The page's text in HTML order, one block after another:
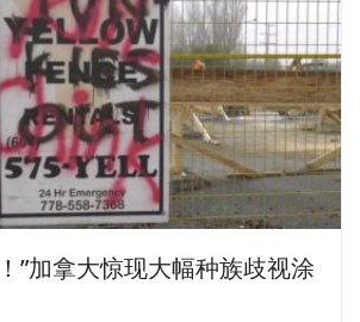
”加拿大惊现大幅种族歧视涂